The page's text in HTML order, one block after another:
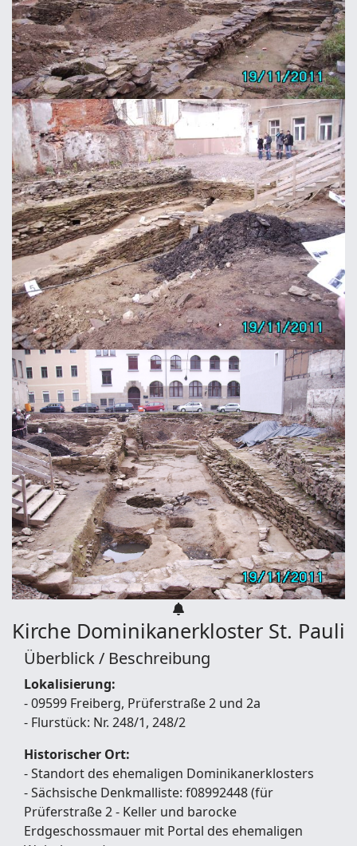
Kirche Dominikanerkloster St. Pauli
Überblick / Beschreibung
Lokalisierung:
- 09599 Freiberg, Prüferstraße 2 und 2a
- Flurstück: Nr. 248/1, 248/2
Historischer Ort:
- Standort des ehemaligen Dominikanerklosters
- Sächsische Denkmalliste: f08992448 (für
Prüferstraße 2 - Keller und barocke
Erdgeschossmauer mit Portal des ehemaligen